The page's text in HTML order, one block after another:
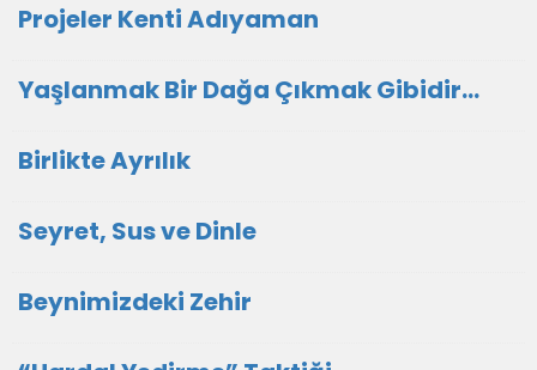
Projeler Kenti Adıyaman
Yaşlanmak Bir Dağa Çıkmak Gibidir…
Birlikte Ayrılık
Seyret, Sus ve Dinle
Beynimizdeki Zehir